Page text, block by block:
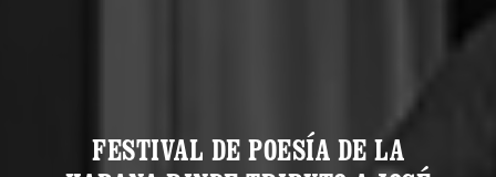
FESTIVAL DE POESÍA DE LA